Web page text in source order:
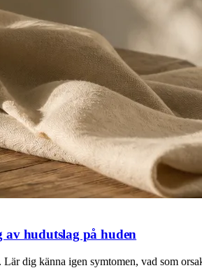
av hudutslag på huden
dig känna igen symtomen, vad som